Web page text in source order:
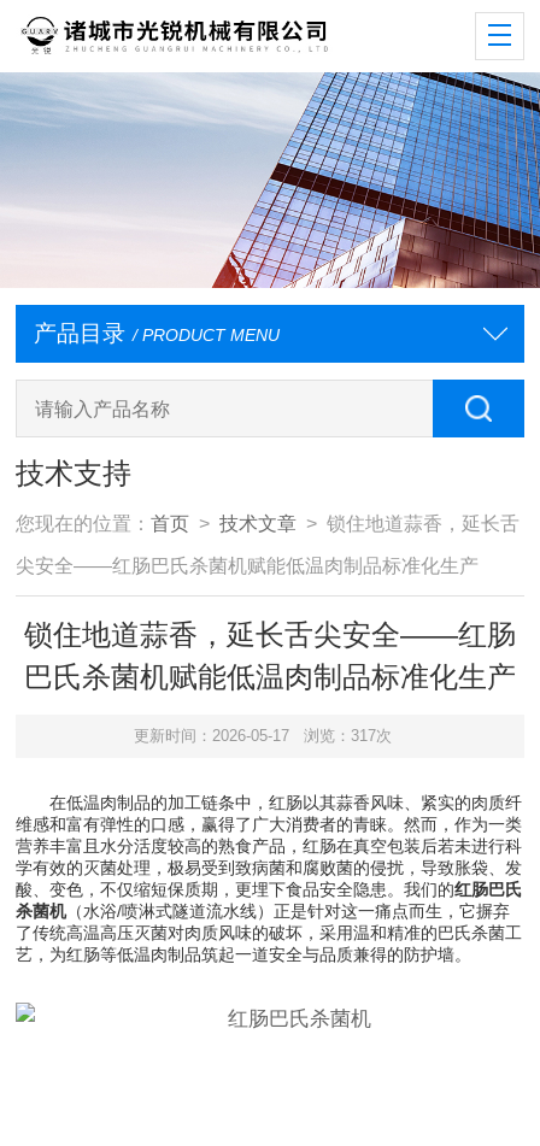
产品目录 / PRODUCT MENU
技术支持
您现在的位置：首页 >技术文章 > 锁住地道蒜香，延长舌
尖安全——红肠巴氏杀菌机赋能低温肉制品标准化生产
锁住地道蒜香，延长舌尖安全——红肠
巴氏杀菌机赋能低温肉制品标准化生产
更新时间：2026-05-17 浏览：317次
在低温肉制品的加工链条中，红肠以其蒜香风味、紧实的肉质纤
维感和富有弹性的口感，赢得了广大消费者的青睐。然而，作为一类
营养丰富且水分活度较高的熟食产品，红肠在真空包装后若未进行科
学有效的灭菌处理，极易受到致病菌和腐败菌的侵扰，导致胀袋、发
酸、变色，不仅缩短保质期，更埋下食品安全隐患。我们的红肠巴氏
杀菌机（水浴/喷淋式隧道流水线）正是针对这一痛点而生，它摒弃
了传统高温高压灭菌对肉质风味的破坏，采用温和精准的巴氏杀菌工
艺，为红肠等低温肉制品筑起一道安全与品质兼得的防护墙。